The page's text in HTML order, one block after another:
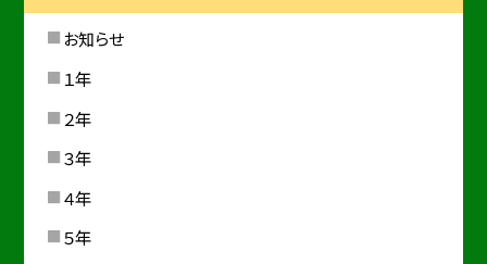
お知らせ
１年
２年
３年
４年
５年